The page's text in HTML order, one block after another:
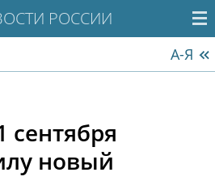
РОССИИ
А-Я
новый